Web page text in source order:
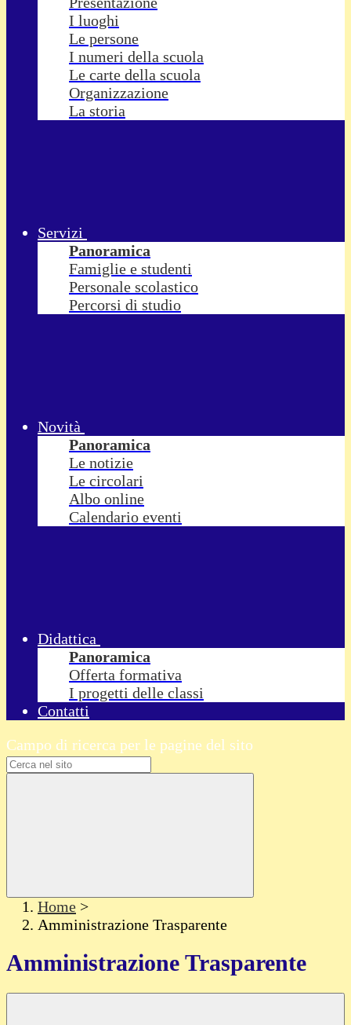
I luoghi
Le persone
I numeri della scuola
Le carte della scuola
Organizzazione
La storia
Servizi
Panoramica
Famiglie e studenti
Personale scolastico
Percorsi di studio
Novità
Panoramica
Le notizie
Le circolari
Albo online
Calendario eventi
Didattica
Panoramica
Offerta formativa
I progetti delle classi
Contatti
Campo di ricerca per le pagine del sito
Home >
Amministrazione Trasparente
Amministrazione Trasparente